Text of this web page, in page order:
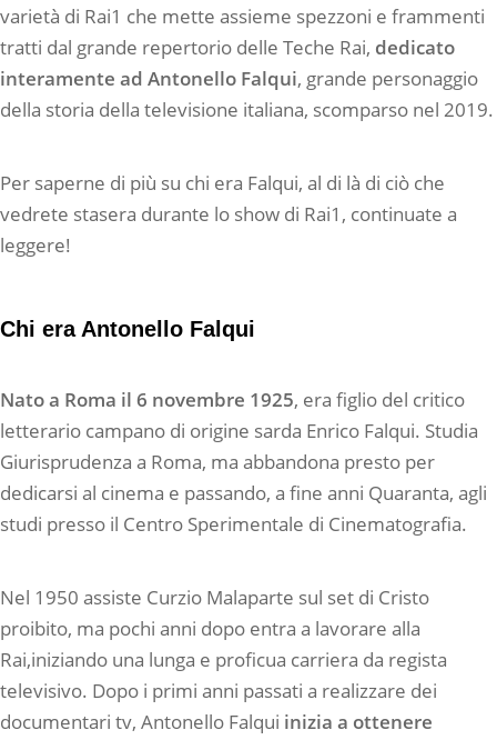
varietà di Rai1 che mette assieme spezzoni e frammenti
tratti dal grande repertorio delle Teche Rai, dedicato
interamente ad Antonello Falqui, grande personaggio
della storia della televisione italiana, scomparso nel 2019.
Per saperne di più su chi era Falqui, al di là di ciò che
vedrete stasera durante lo show di Rai1, continuate a
leggere!
Chi era Antonello Falqui
Nato a Roma il 6 novembre 1925, era figlio del critico
letterario campano di origine sarda Enrico Falqui. Studia
Giurisprudenza a Roma, ma abbandona presto per
dedicarsi al cinema e passando, a fine anni Quaranta, agli
studi presso il Centro Sperimentale di Cinematografia.
Nel 1950 assiste Curzio Malaparte sul set di Cristo
proibito, ma pochi anni dopo entra a lavorare alla
Rai,iniziando una lunga e proficua carriera da regista
televisivo. Dopo i primi anni passati a realizzare dei
documentari tv, Antonello Falqui inizia a ottenere